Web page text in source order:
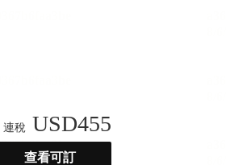
連稅 USD455
查看可訂